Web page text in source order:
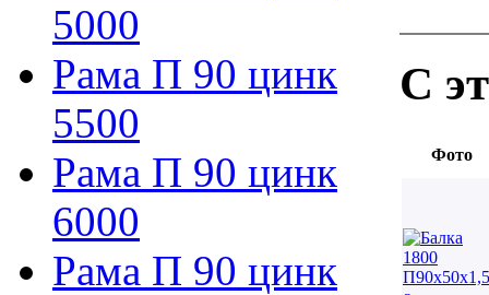
5000
Рама П 90 цинк
5500
Рама П 90 цинк
6000
Рама П 90 цинк
С
Фото